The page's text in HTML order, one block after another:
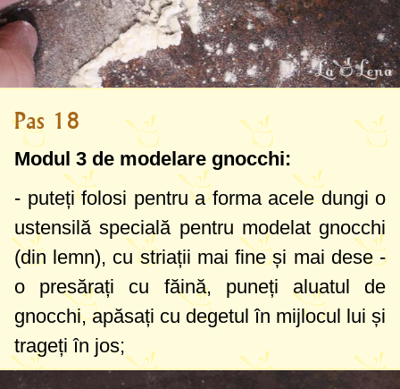
Pas 18
Modul 3 de modelare gnocchi:
- puteți folosi pentru a forma acele dungi o
ustensilă specială pentru modelat gnocchi
(din lemn), cu striații mai fine și mai dese -
o presărați cu făină, puneți aluatul de
gnocchi, apăsați cu degetul în mijlocul lui și
trageți în jos;